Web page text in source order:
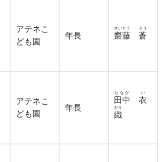
アテネこ
ども園
年長 齋藤
さいとう
蒼
そう
アテネこ
ども園
年長
田中
たなか
衣
い
織
おり